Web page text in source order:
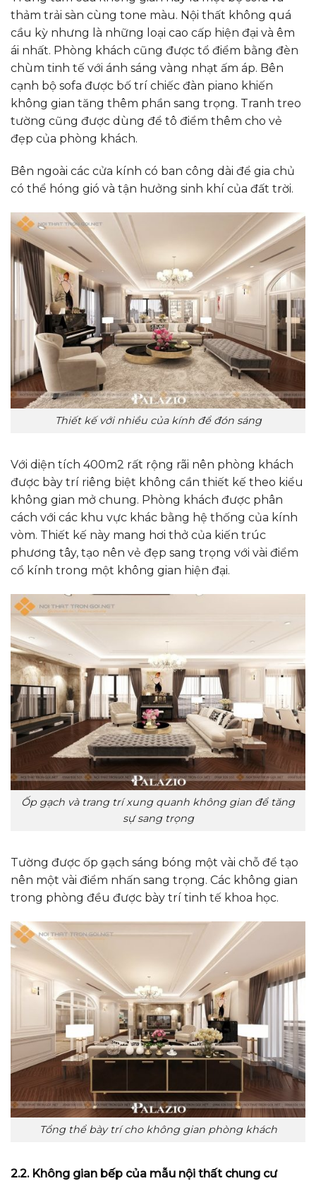
thảm trải sàn cùng tone màu. Nội thất không quá
cầu kỳ nhưng là những loại cao cấp hiện đại và êm
ái nhất. Phòng khách cũng được tổ điểm bằng đèn
chùm tinh tế với ánh sáng vàng nhạt ấm áp. Bên
cạnh bộ sofa được bố trí chiếc đàn piano khiến
không gian tăng thêm phần sang trọng. Tranh treo
tường cũng được dùng để tô điểm thêm cho vẻ
đẹp của phòng khách.
Bên ngoài các cửa kính có ban công dài để gia chủ
có thể hóng gió và tận hưởng sinh khí của đất trời.
Thiết kế với nhiều của kính để đón sáng
Với diện tích 400m2 rất rộng rãi nên phòng khách
được bày trí riêng biệt không cần thiết kế theo kiểu
không gian mở chung. Phòng khách được phân
cách với các khu vực khác bằng hệ thống của kính
vòm. Thiết kế này mang hơi thở của kiến trúc
phương tây, tạo nên vẻ đẹp sang trọng với vài điểm
cổ kính trong một không gian hiện đại.
Ốp gạch và trang trí xung quanh không gian để tăng
sự sang trọng
Tường được ốp gạch sáng bóng một vài chỗ để tạo
nên một vài điểm nhấn sang trọng. Các không gian
trong phòng đều được bày trí tinh tế khoa học.
Tổng thể bày trí cho không gian phòng khách
2.2. Không gian bếp của mẫu nội thất chung cư